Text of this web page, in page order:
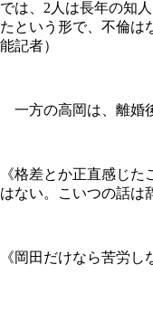
では、2人は長年の知
たという形で、不倫は
能記者）
一方の高岡は、離婚
《格差とか正直感じ
はない。こいつの話は
《岡田だけなら苦労し